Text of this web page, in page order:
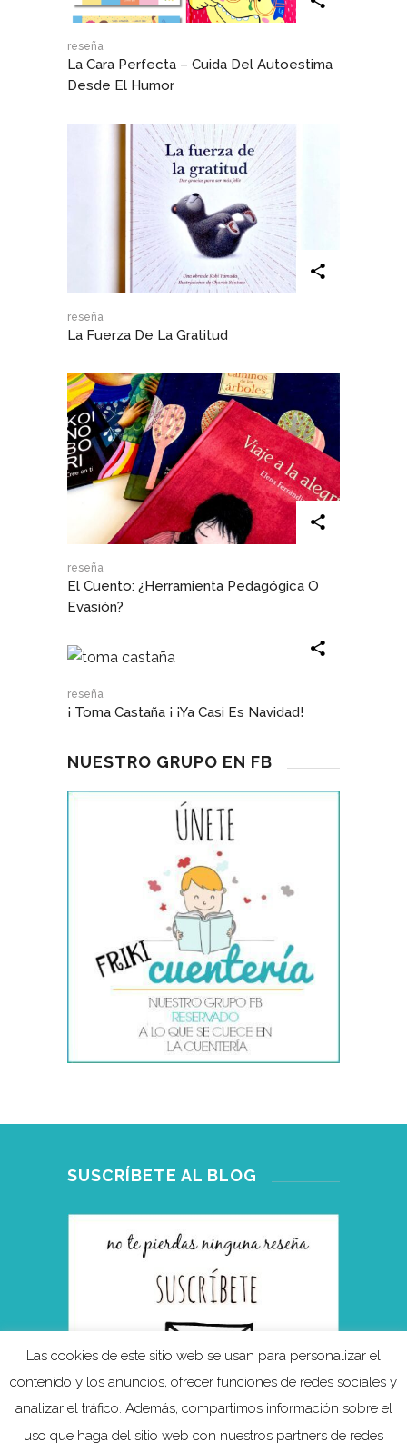
reseña
La Cara Perfecta – Cuida Del Autoestima
Desde El Humor
reseña
La Fuerza De La Gratitud
reseña
El Cuento: ¿herramienta Pedagógica O
Evasión?
reseña
¡ Toma Castaña ¡ ¡Ya Casi Es Navidad!
NUESTRO GRUPO EN FB
SUSCRÍBETE AL BLOG
Las cookies de este sitio web se usan para personalizar el
contenido y los anuncios, ofrecer funciones de redes sociales y
analizar el tráfico. Además, compartimos información sobre el
uso que haga del sitio web con nuestros partners de redes